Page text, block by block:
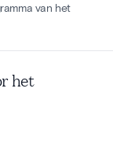
van het
het